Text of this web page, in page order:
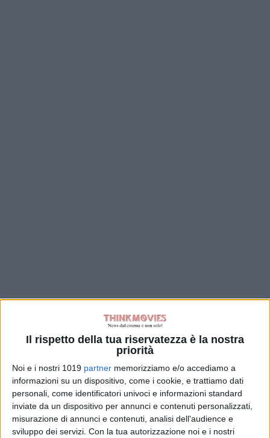
Il rispetto della tua riservatezza è la nostra
priorità
Noi e i nostri 1019 partner memorizziamo e/o accediamo a
informazioni su un dispositivo, come i cookie, e trattiamo dati
personali, come identificatori univoci e informazioni standard
inviate da un dispositivo per annunci e contenuti personalizzati,
misurazione di annunci e contenuti, analisi dell'audience e
sviluppo dei servizi. Con la tua autorizzazione noi e i nostri